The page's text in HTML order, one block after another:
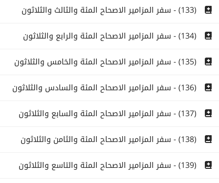
(133) - سفر المزامير الاصحاح المئة والثالث والثلاثون
(134) - سفر المزامير الاصحاح المئة والرابع والثلاثون
(135) - سفر المزامير الاصحاح المئة والخامس والثلاثون
(136) - سفر المزامير الاصحاح المئة والسادس والثلاثون
(137) - سفر المزامير الاصحاح المئة والسابع والثلاثون
(138) - سفر المزامير الاصحاح المئة والثامن والثلاثون
(139) - سفر المزامير الاصحاح المئة والتاسع والثلاثون